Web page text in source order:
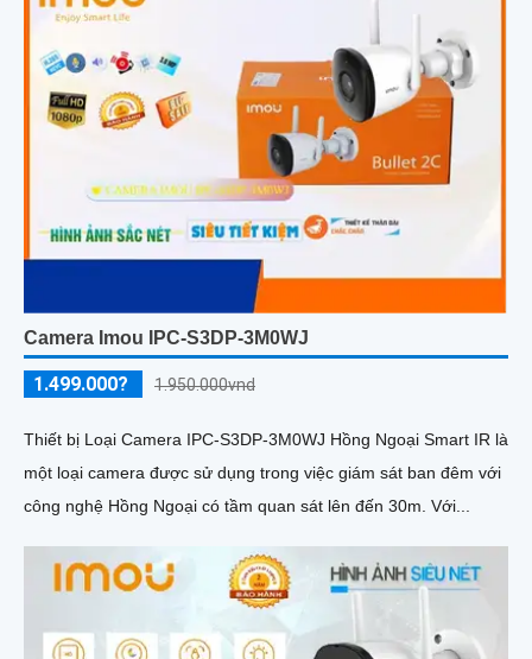
Camera Imou IPC-S3DP-3M0WJ
1.499.000? 1.950.000vnd
Thiết bị Loại Camera IPC-S3DP-3M0WJ Hồng Ngoại Smart IR là
một loại camera được sử dụng trong việc giám sát ban đêm với
công nghệ Hồng Ngoại có tầm quan sát lên đến 30m. Với...